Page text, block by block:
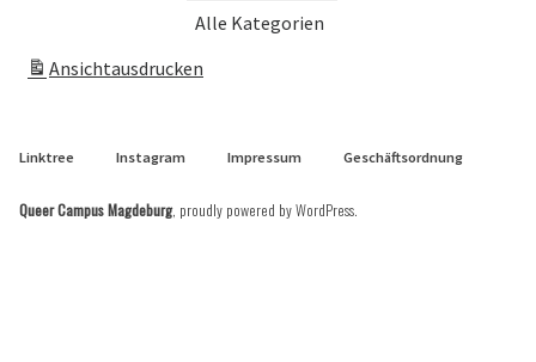
Alle Kategorien
Ansichtausdrucken
Linktree Instagram Impressum Geschäftsordnung
Queer Campus Magdeburg, proudly powered by WordPress.